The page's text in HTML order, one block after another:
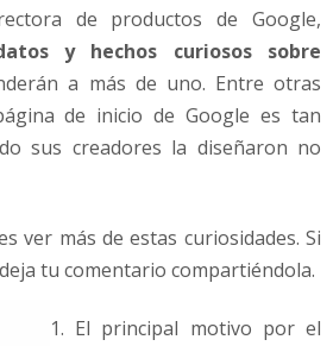
de productos de Google,
y hechos curiosos sobre
a más de uno. Entre otras
de inicio de Google es tan
sus creadores la diseñaron no
ver más de estas curiosidades. Si
tu comentario compartiéndola.
1. El principal motivo por el